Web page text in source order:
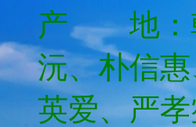
产 地：
沅、朴信
英爱、严